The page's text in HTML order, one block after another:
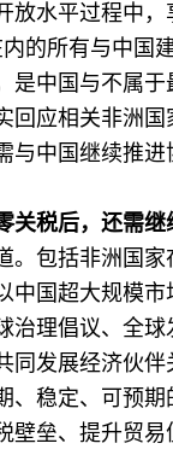
水平过程中
的所有与中国
中国与不属于
回应相关非洲
与中国继续推
关税后，还需
包括非洲国家
中国超大规模
治理倡议、全
发展经济伙伴
、稳定、可预
壁垒、提升贸